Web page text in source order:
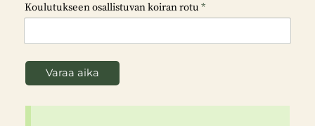
Koulutukseen osallistuvan koiran rotu *
Varaa aika